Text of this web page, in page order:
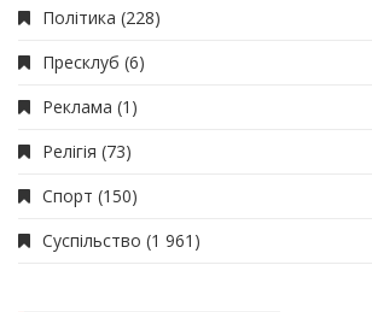
Політика (228)
Пресклуб (6)
Реклама (1)
Релігія (73)
Спорт (150)
Суспільство (1 961)